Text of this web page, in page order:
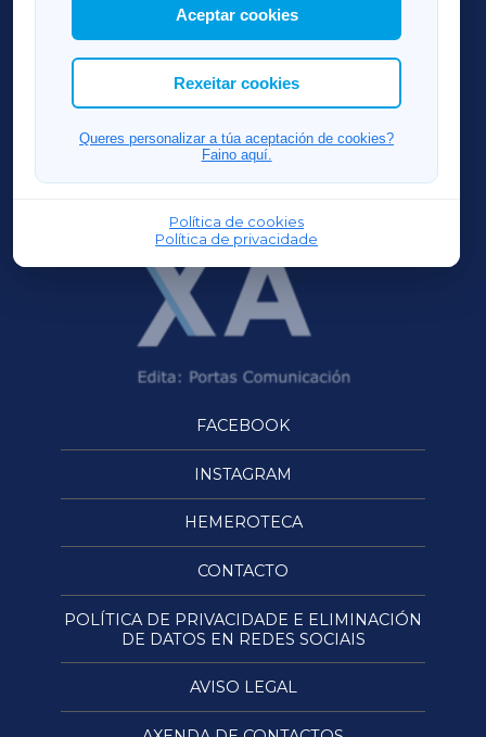
Así mesmo, podes personalizar a elección das
cookies que desexas permitir.
Aceptar cookies
Rexeitar cookies
Queres personalizar a túa aceptación de cookies?
Faino aquí.
Política de cookies
Política de privacidade
RIBEIRASACRAXA
ACORUÑAXA
FERROLXA
OURENSEXA
FACEBOOK
INSTAGRAM
HEMEROTECA
CONTACTO
POLÍTICA DE PRIVACIDADE E ELIMINACIÓN
DE DATOS EN REDES SOCIAIS
AVISO LEGAL